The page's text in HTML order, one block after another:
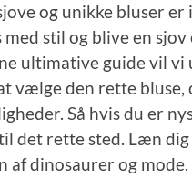
og unikke bluser er
stil og blive en
ultimative guide vil vi
vælge den rette bluse,
Så hvis du er
det rette sted. Læn
af dinosaurer og mode.